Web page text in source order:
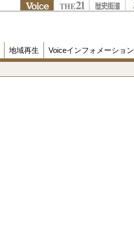
地域再生 Voiceインフォメーション